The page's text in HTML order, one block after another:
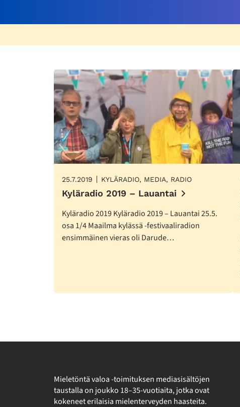
25.7.2019 KYLÄRADIO, MEDIA, RADIO
Kyläradio 2019 – Lauantai
Kyläradio 2019 Kyläradio 2019 – Lauantai 25.5.
osa 1/4 Maailma kylässä -festivaaliradion
ensimmäinen vieras oli Darude…
Mieletöntä valoa -toimituksen mediasisältöjen
taustalla on joukko 18–35-vuotiaita, jotka ovat
kokeneet erilaisia mielenterveyden haasteita.